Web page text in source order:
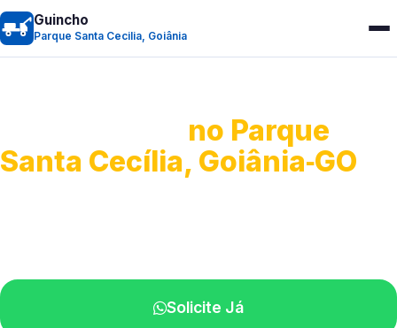
Guincho
Parque Santa Cecilia, Goiânia
no Parque
Santa Cecília, Goiânia‑GO
Solicite Já